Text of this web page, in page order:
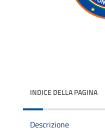
INDICE DELLA PAGINA
Descrizione